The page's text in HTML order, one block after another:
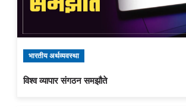
भारतीय अर्थव्यवस्था
विश्व व्यापार संगठन समझौते